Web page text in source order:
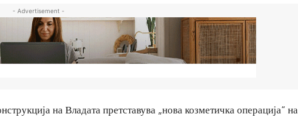
- Advertisement -
на Владата претставува „нова козметичка операција“ на